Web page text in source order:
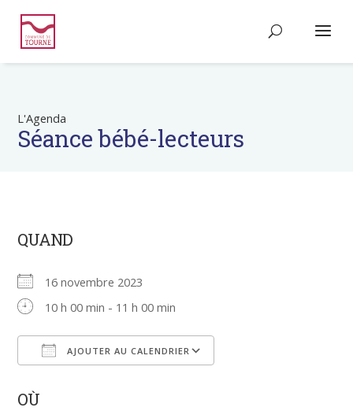
L'Agenda
Séance bébé-lecteurs
QUAND
16 novembre 2023
10 h 00 min - 11 h 00 min
AJOUTER AU CALENDRIER
OÙ